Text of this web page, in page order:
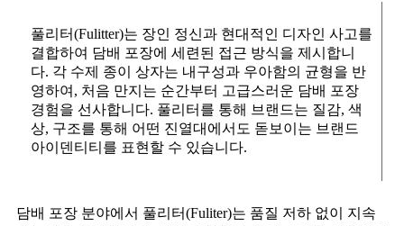
풀리터(Fulitter)는 장인 정신과 현대적인 디자인 사고를
결합하여 담배 포장에 세련된 접근 방식을 제시합니
다. 각 수제 종이 상자는 내구성과 우아함의 균형을 반
영하여, 처음 만지는 순간부터 고급스러운 담배 포장
경험을 선사합니다. 풀리터를 통해 브랜드는 질감, 색
상, 구조를 통해 어떤 진열대에서도 돋보이는 브랜드
아이덴티티를 표현할 수 있습니다.
담배 포장 분야에서 풀리터(Fuliter)는 품질 저하 없이 지속